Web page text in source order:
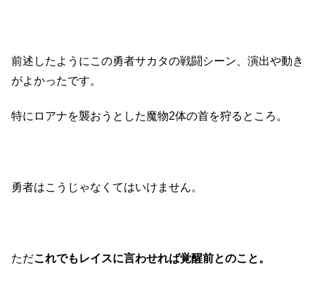
前述したようにこの勇者サカタの戦闘シーン、演出や動き
がよかったです。
特にロアナを襲おうとした魔物2体の首を狩るところ。
勇者はこうじゃなくてはいけません。
ただこれでもレイスに言わせれば覚醒前とのこと。